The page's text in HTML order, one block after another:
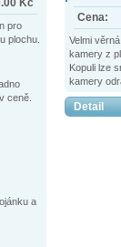
Kč
pro
plochu.
ceně.
a
Cena:
Velmi
kamery z
Kopuli lze
kamery
např. od
Prevence
Detail